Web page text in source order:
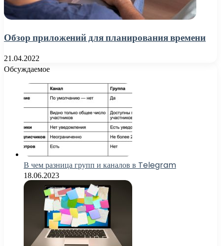
Обзор приложений для планирования времени
21.04.2022
Обсуждаемое
В чем разница групп и каналов в Telegram
18.06.2023